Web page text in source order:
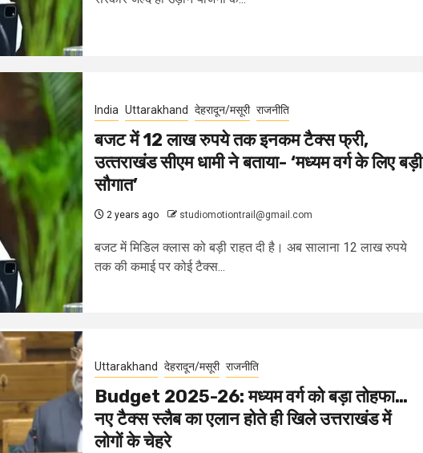
India Uttarakhand देहरादून/मसूरी राजनीति
बजट में 12 लाख रुपये तक इनकम टैक्स फ्री,
उत्‍तराखंड सीएम धामी ने बताया- ‘मध्यम वर्ग के लिए बड़ी
सौगात’
2 years ago studiomotiontrail@gmail.com
बजट में मिडिल क्लास को बड़ी राहत दी है। अब सालाना 12 लाख रुपये
तक की कमाई पर कोई टैक्स...
Uttarakhand देहरादून/मसूरी राजनीति
Budget 2025-26: मध्यम वर्ग को बड़ा तोहफा…
नए टैक्स स्लैब का एलान होते ही खिले उत्तराखंड में
लोगों के चेहरे